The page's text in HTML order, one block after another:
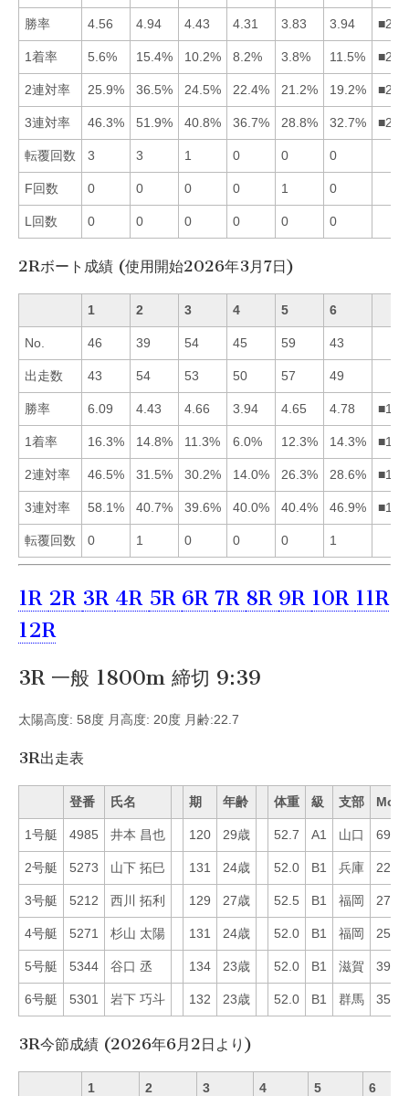
勝率 4.56 4.94 4.43 4.31 3.83 3.94
1着率 5.6% 15.4% 10.2% 8.2% 3.8% 11.5%
2連対率 25.9% 36.5% 24.5% 22.4% 21.2% 19.2%
3連対率 46.3% 51.9% 40.8% 36.7% 28.8% 32.7%
転覆回数 3 3 1 0 0 0
F回数 0 0 0 0 1 0
L回数 0 0 0 0 0 0
2Rボート成績 (使用開始2026年3月7日)
1 2 3 4 5 6
No. 46 39 54 45 59 43
出走数 43 54 53 50 57 49
勝率 6.09 4.43 4.66 3.94 4.65 4.78
1着率 16.3% 14.8% 11.3% 6.0% 12.3% 14.3%
2連対率 46.5% 31.5% 30.2% 14.0% 26.3% 28.6%
3連対率 58.1% 40.7% 39.6% 40.0% 40.4% 46.9%
転覆回数 0 1 0 0 0 1
1R 2R 3R 4R 5R 6R 7R 8R 9R 10R 11R
12R
3R 一般 1800m 締切 9:39
太陽高度: 58度 月高度: 20度 月齢:22.7
3R出走表
登番 氏名 期 年齢 体重 級 支部 Mo
1号艇 4985 井本 昌也 120 29歳 52.7 A1 山口 69
2号艇 5273 山下 拓巳 131 24歳 52.0 B1 兵庫 22
3号艇 5212 西川 拓利 129 27歳 52.5 B1 福岡 27
4号艇 5271 杉山 太陽 131 24歳 52.0 B1 福岡 25
5号艇 5344 谷口 丞 134 23歳 52.0 B1 滋賀 39
6号艇 5301 岩下 巧斗 132 23歳 52.0 B1 群馬 35
3R今節成績 (2026年6月2日より)
1 2 3 4 5 6